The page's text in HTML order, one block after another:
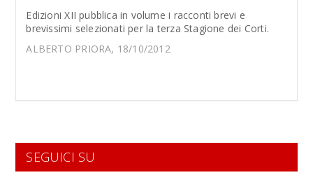
Edizioni XII pubblica in volume i racconti brevi e
brevissimi selezionati per la terza Stagione dei Corti.
ALBERTO PRIORA, 18/10/2012
SEGUICI SU